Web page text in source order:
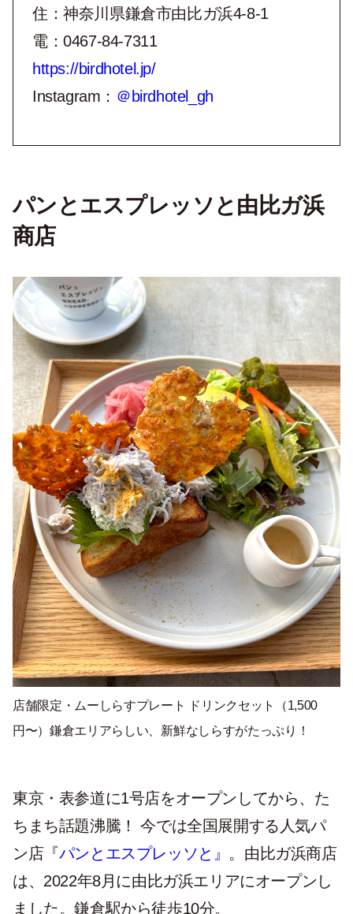
住：神奈川県鎌倉市由比ガ浜4-8-1
電：0467-84-7311
https://birdhotel.jp/
Instagram： ＠birdhotel_gh
パンとエスプレッソと由比ガ浜
商店
店舗限定・ムーしらすプレート ドリンクセット（1,500
円〜）鎌倉エリアらしい、新鮮なしらすがたっぷり！
東京・表参道に1号店をオープンしてから、た
ちまち話題沸騰！ 今では全国展開する人気パ
ン店『パンとエスプレッソと』 。由比ガ浜商店
は、2022年8月に由比ガ浜エリアにオープンし
ました。鎌倉駅から徒歩10分。